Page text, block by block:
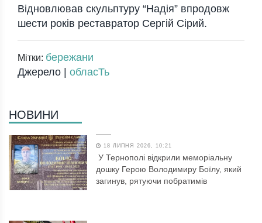
Відновлював скульптуру “Надія” впродовж
шести років реставратор Сергій Сірий.
Мітки: бережани
Джерело | обласТь
НОВИНИ
18 ЛИПНЯ 2026, 10:21
У Тернополі відкрили меморіальну
дошку Герою Володимиру Боїлу, який
загинув, рятуючи побратимів